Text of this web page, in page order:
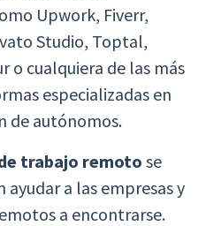
Upwork, Fiverr,
Studio, Toptal,
o cualquiera de las más
especializadas en
de autónomos.
trabajo remotose
ayudar a las empresas y
a encontrarse.